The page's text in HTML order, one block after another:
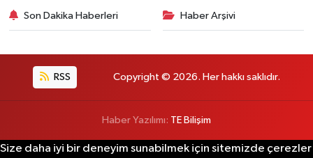
Son Dakika Haberleri Haber Arşivi
RSS Copyright © 2026. Her hakkı saklıdır.
Haber Yazılımı: TE Bilişim
Size daha iyi bir deneyim sunabilmek için sitemizde çerezler